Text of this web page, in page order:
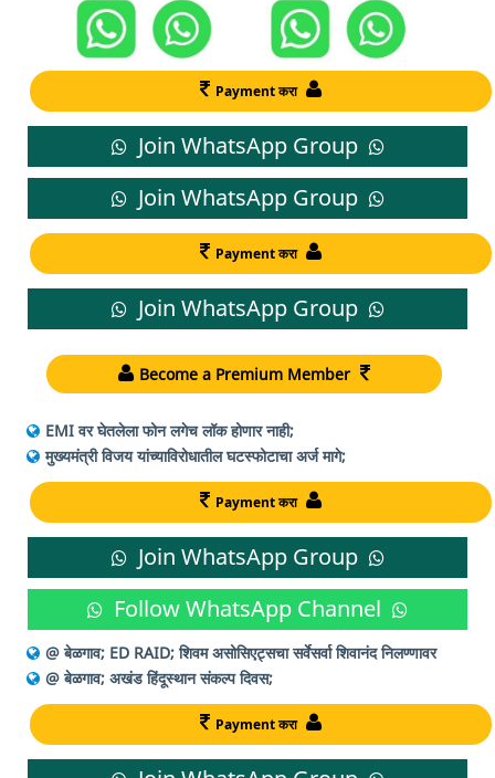
Payment करा
Join WhatsApp Group
Join WhatsApp Group
Payment करा
Join WhatsApp Group
Become a Premium Member
EMI वर घेतलेला फोन लगेच लॉक होणार नाही;
मुख्यमंत्री विजय यांच्याविरोधातील घटस्फोटाचा अर्ज मागे;
Payment करा
Join WhatsApp Group
Follow WhatsApp Channel
@ बेळगाव; ED RAID; शिवम असोसिएट्सचा सर्वेसर्वा शिवानंद निलण्णावर
@ बेळगाव; अखंड हिंदूस्थान संकल्प दिवस;
Payment करा